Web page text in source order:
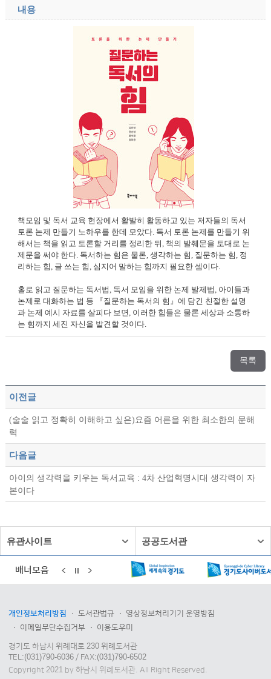
내용
책모임 및 독서 교육 현장에서 활발히 활동하고 있는 저자들의 독서
토론 논제 만들기 노하우를 한데 모았다. 독서 토론 논제를 만들기 위
해서는 책을 읽고 토론할 거리를 정리한 뒤, 책의 발췌문을 토대로 논
제문을 써야 한다. 독서하는 힘은 물론, 생각하는 힘, 질문하는 힘, 정
리하는 힘, 글 쓰는 힘, 심지어 말하는 힘까지 필요한 셈이다.
홀로 읽고 질문하는 독서법, 독서 모임을 위한 논제 발제법, 아이들과
논제로 대화하는 법 등 『질문하는 독서의 힘』에 담긴 친절한 설명
과 논제 예시 자료를 살피다 보면, 이러한 힘들은 물론 세상과 소통하
는 힘까지 세진 자신을 발견할 것이다.
목록
이전글
(술술 읽고 정확히 이해하고 싶은)요즘 어른을 위한 최소한의 문해
력
다음글
아이의 생각력을 키우는 독서교육 : 4차 산업혁명시대 생각력이 자
본이다
유관사이트 공공도서관
배너모음
개인정보처리방침 도서관법규
영상정보처리기기 운영방침
이메일무단수집거부
이용도우미
경기도 하남시 위례대로 230 위례도서관
TEL:(031)790-6036 / FAX:(031)790-6502
Copyright 2021 by 하남시 위례도서관. All Right Reserved.